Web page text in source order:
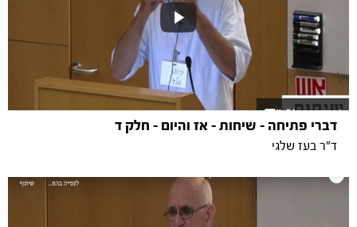
דברי פתיחה - שיחות - אז והיום - חלק ד
ד"ר בעז שלגי